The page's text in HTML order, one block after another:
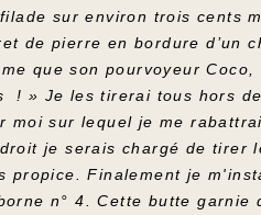
sur environ trois cents
de pierre en bordure d’un
que son pourvoyeur
! » Je les tirerai tous hors
moi sur lequel je me
je serais chargé de tirer
propice. Finalement je
n° 4. Cette butte